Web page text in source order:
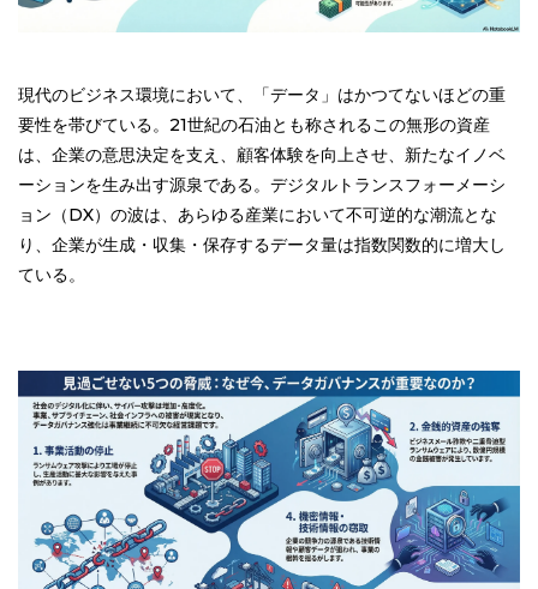
現代のビジネス環境において、「データ」はかつてないほどの重
要性を帯びている。21世紀の石油とも称されるこの無形の資産
は、企業の意思決定を支え、顧客体験を向上させ、新たなイノベ
ーションを生み出す源泉である。デジタルトランスフォーメーシ
ョン（DX）の波は、あらゆる産業において不可逆的な潮流とな
り、企業が生成・収集・保存するデータ量は指数関数的に増大し
ている。